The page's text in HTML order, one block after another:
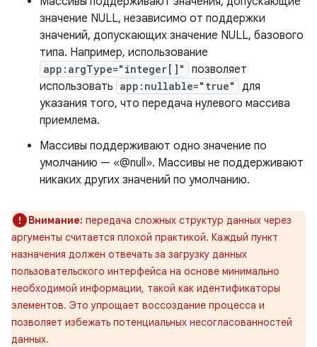
значение NULL, независимо от поддержки
значений, допускающих значение NULL, базового
типа. Например, использование
app:argType="integer[]"
позволяет
использовать app:nullable="true"
для
указания того, что передача нулевого массива
приемлема.
Массивы поддерживают одно значение по
умолчанию — «@null». Массивы не поддерживают
никаких других значений по умолчанию.
Внимание: передача сложных структур данных через
аргументы считается плохой практикой. Каждый пункт
назначения должен отвечать за загрузку данных
пользовательского интерфейса на основе минимально
необходимой информации, такой как идентификаторы
элементов. Это упрощает воссоздание процесса и
позволяет избежать потенциальных несогласованностей
данных.